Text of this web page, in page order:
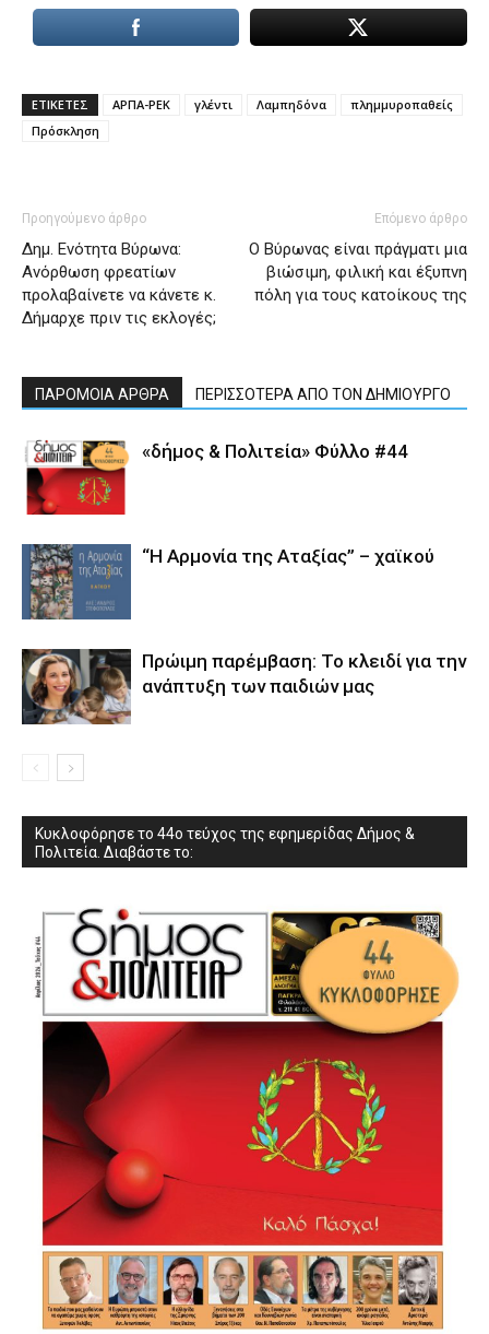
ΕΤΙΚΕΤΕΣ ΑΡΠΑ-ΡΕΚ γλέντι Λαμπηδόνα
πλημμυροπαθείς
Πρόσκληση
Προηγούμενο άρθρο
Δημ. Ενότητα Βύρωνα:
Ανόρθωση φρεατίων
προλαβαίνετε να κάνετε κ.
Δήμαρχε πριν τις εκλογές;
Επόμενο άρθρο
Ο Βύρωνας είναι πράγματι μια
βιώσιμη, φιλική και έξυπνη
πόλη για τους κατοίκους της
ΠΑΡΟΜΟΙΑ ΑΡΘΡΑ ΠΕΡΙΣΣΟΤΕΡΑ ΑΠΟ ΤΟΝ ΔΗΜΙΟΥΡΓΟ
«δήμος & Πολιτεία» Φύλλο #44
“Η Αρμονία της Αταξίας” – χαϊκού
Πρώιμη παρέμβαση: Το κλειδί για την
ανάπτυξη των παιδιών µας
Κυκλοφόρησε το 44ο τεύχος της εφημερίδας Δήμος &
Πολιτεία. Διαβάστε το: